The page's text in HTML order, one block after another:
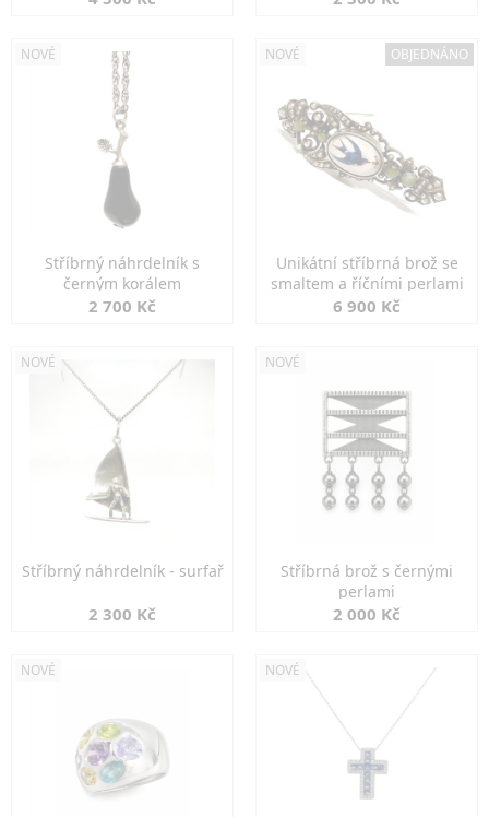
NOVÉ
Stříbrný náhrdelník s
černým korálem
2 700 Kč
NOVÉ OBJEDNÁNO
Unikátní stříbrná brož se
smaltem a říčními perlami
6 900 Kč
NOVÉ
Stříbrný náhrdelník - surfař
2 300 Kč
NOVÉ
Stříbrná brož s černými
perlami
2 000 Kč
NOVÉ NOVÉ